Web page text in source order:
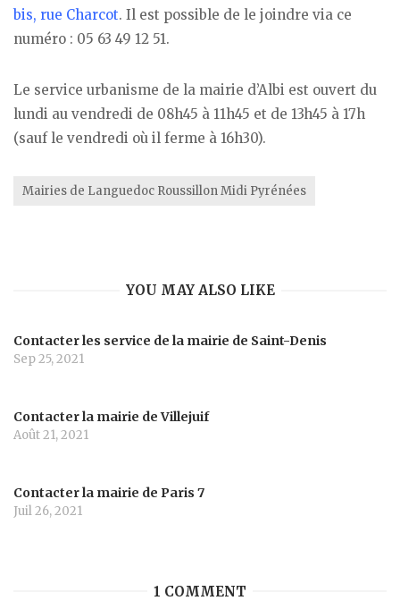
bis, rue Charcot. Il est possible de le joindre via ce
numéro : 05 63 49 12 51.
Le service urbanisme de la mairie d’Albi est ouvert du
lundi au vendredi de 08h45 à 11h45 et de 13h45 à 17h
(sauf le vendredi où il ferme à 16h30).
Mairies de Languedoc Roussillon Midi Pyrénées
YOU MAY ALSO LIKE
Contacter les service de la mairie de Saint-Denis
Sep 25, 2021
Contacter la mairie de Villejuif
Août 21, 2021
Contacter la mairie de Paris 7
Juil 26, 2021
1 COMMENT